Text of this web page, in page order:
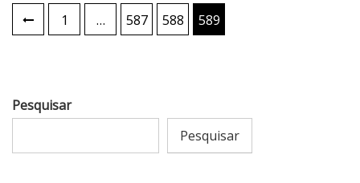
Paginação
de
1 … 587 588 589
Pesquisar
Pesquisar